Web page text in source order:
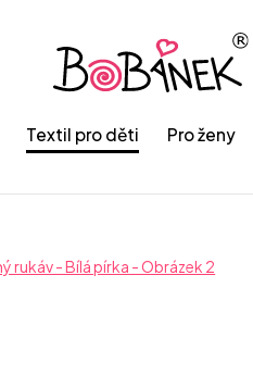
Textil pro děti Pro ženy